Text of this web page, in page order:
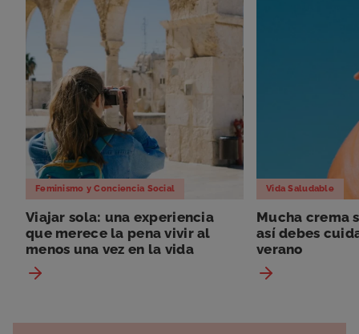
Feminismo y Conciencia Social
Viajar sola: una experiencia
que merece la pena vivir al
menos una vez en la vida
Vida Saludable
Mucha crema
así debes
verano